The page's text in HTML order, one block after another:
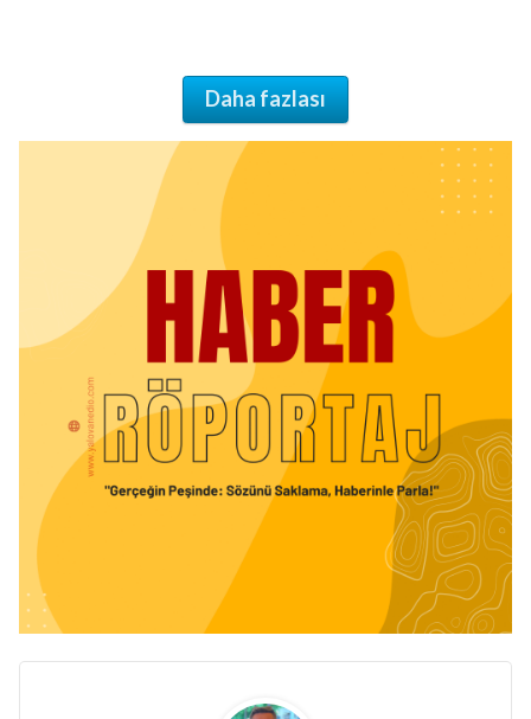
Daha fazlası